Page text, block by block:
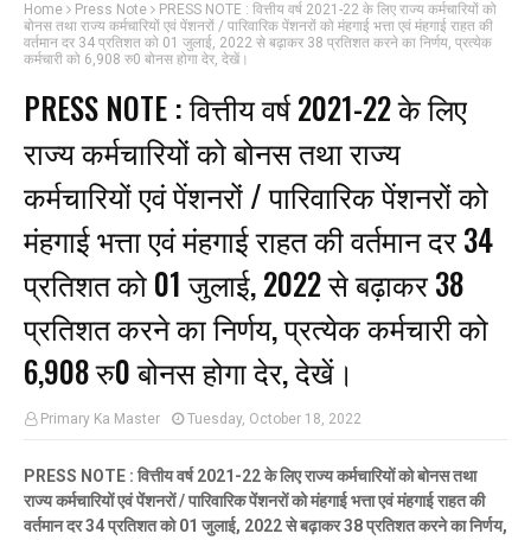
Home Press Note
PRESS NOTE : वित्तीय वर्ष 2021-22 के लिए राज्य कर्मचारियों को
बोनस तथा राज्य कर्मचारियों एवं पेंशनरों / पारिवारिक पेंशनरों को मंहगाई भत्ता एवं मंहगाई राहत की
वर्तमान दर 34 प्रतिशत को 01 जुलाई, 2022 से बढ़ाकर 38 प्रतिशत करने का निर्णय, प्रत्येक
कर्मचारी को 6,908 रु0 बोनस होगा देर, देखें।
PRESS NOTE : वित्तीय वर्ष 2021-22 के लिए
राज्य कर्मचारियों को बोनस तथा राज्य
कर्मचारियों एवं पेंशनरों / पारिवारिक पेंशनरों को
मंहगाई भत्ता एवं मंहगाई राहत की वर्तमान दर 34
प्रतिशत को 01 जुलाई, 2022 से बढ़ाकर 38
प्रतिशत करने का निर्णय, प्रत्येक कर्मचारी को
6,908 रु0 बोनस होगा देर, देखें।
Primary Ka Master Tuesday, October 18, 2022
PRESS NOTE : वित्तीय वर्ष 2021-22 के लिए राज्य कर्मचारियों को बोनस तथा
राज्य कर्मचारियों एवं पेंशनरों / पारिवारिक पेंशनरों को मंहगाई भत्ता एवं मंहगाई राहत की
वर्तमान दर 34 प्रतिशत को 01 जुलाई, 2022 से बढ़ाकर 38 प्रतिशत करने का निर्णय,